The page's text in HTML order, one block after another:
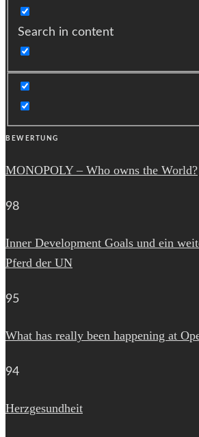
Search in content
BEWERTUNG
MONOPOLY – Who owns the World?
98
Inner Development Goals und ein
Pferd der UN
95
What has really been happening at
94
Herzgesundheit